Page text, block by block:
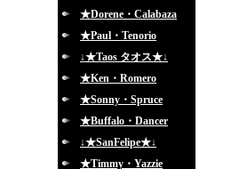
★Dorene・Calabaza
★Paul・Tenorio
↓★Taos タオス★↓
★Ken・Romero
★Sonny・Spruce
★Buffalo・Dancer
↓★SanFelipe★↓
★Timmy・Yazzie